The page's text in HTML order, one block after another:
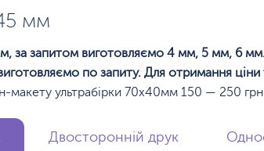
мм
за запитом виготовляємо 4 мм, 5 мм, 6
по запиту. Для отримання
макету ультрабірки 70х40мм 150 — 250
Двосторонній друк